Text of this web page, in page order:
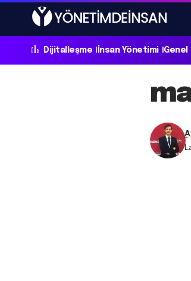
Dijitalleşme İnsan Yönetimi Genel